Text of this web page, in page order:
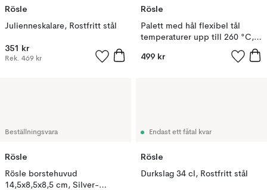
Rösle
Julienneskalare, Rostfritt stål
351 kr
Rek. 469 kr
Rösle
Palett med hål flexibel tål
temperaturer upp till 260 °C,
499 kr
Beställningsvara
Rösle
Rösle borstehuvud
14,5x8,5x8,5 cm, Silver-
Endast ett fåtal kvar
Rösle
Durkslag 34 cl, Rostfritt stål